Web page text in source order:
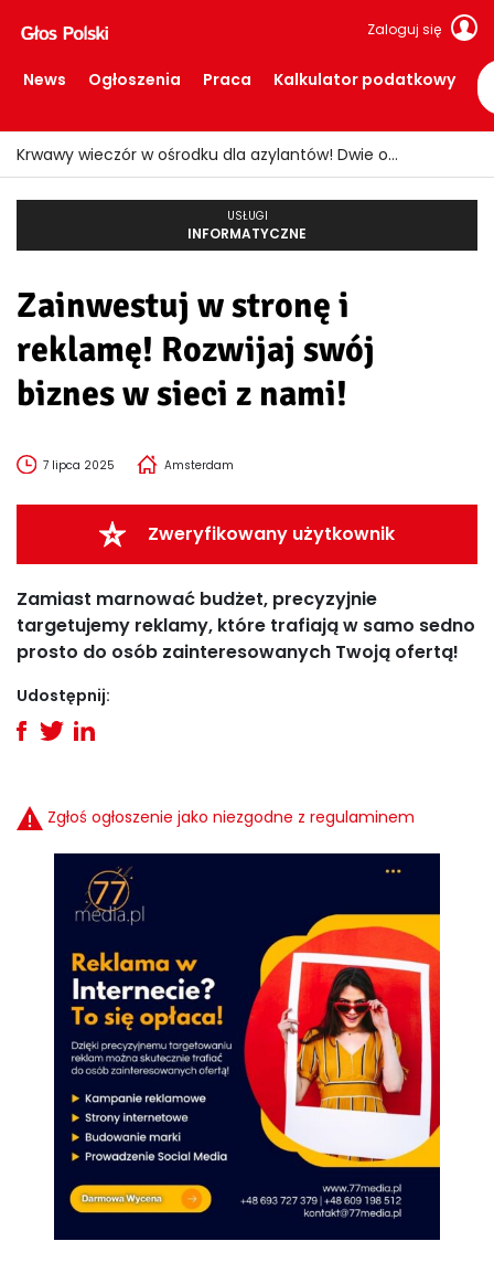
Zaloguj się
News Ogłoszenia Praca Kalkulator podatkowy
Krwawy wieczór w ośrodku dla azylantów! Dwie osoby ranne po ataku nożem
USŁUGI
INFORMATYCZNE
Zainwestuj w stronę i
reklamę! Rozwijaj swój
biznes w sieci z nami!
7 lipca 2025 Amsterdam
Zweryfikowany użytkownik
Zamiast marnować budżet, precyzyjnie
targetujemy reklamy, które trafiają w samo sedno
prosto do osób zainteresowanych Twoją ofertą!
Udostępnij:
Zgłoś ogłoszenie jako niezgodne z regulaminem